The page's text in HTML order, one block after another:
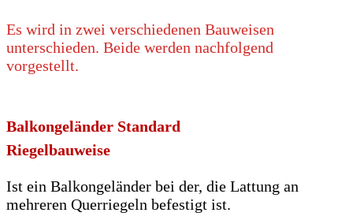
Es wird in zwei verschiedenen Bauweisen
unterschieden. Beide werden nachfolgend
vorgestellt.
Balkongeländer Standard
Riegelbauweise
Ist ein Balkongeländer bei der, die Lattung an
mehreren Querriegeln befestigt ist.